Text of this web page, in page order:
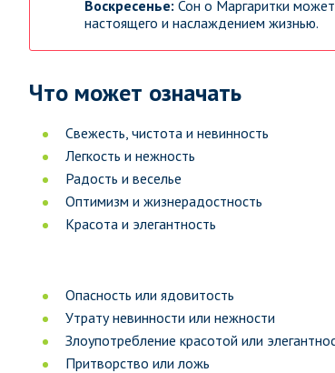
Воскресенье: Сон о Маргаритки
настоящего и наслаждением жизнью.
Что может означать
Свежесть, чистота и невинность
Легкость и нежность
Радость и веселье
Оптимизм и жизнерадостность
Красота и элегантность
Опасность или ядовитость
Утрату невинности или нежности
Злоупотребление красотой или
Притворство или ложь